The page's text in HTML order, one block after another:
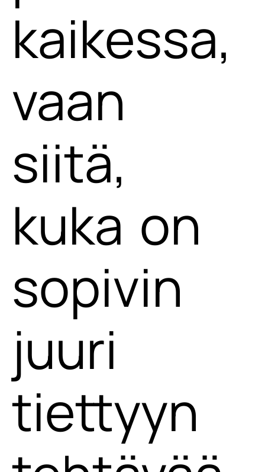
kaikessa,
vaan
siitä,
kuka on
sopivin
juuri
tiettyyn